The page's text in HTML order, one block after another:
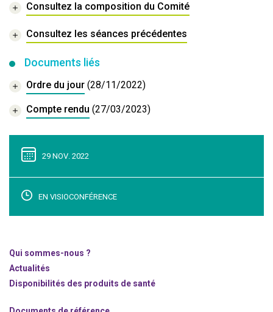
Consultez la composition du Comité
Consultez les séances précédentes
Documents liés
Ordre du jour (28/11/2022)
Compte rendu (27/03/2023)
29 NOV. 2022
EN VISIOCONFÉRENCE
Qui sommes-nous ?
Actualités
Disponibilités des produits de santé